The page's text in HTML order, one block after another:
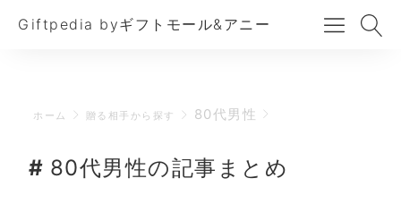
Giftpedia byギフトモール&アニー
ホーム 贈る相手から探す 80代男性
80代男性の記事まとめ